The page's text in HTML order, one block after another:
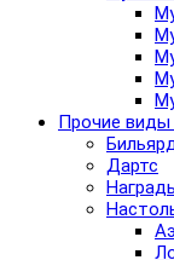
Прочие виды
Дартс